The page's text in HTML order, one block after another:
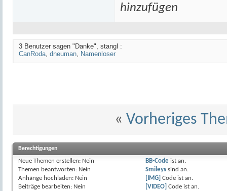
hinzufügen
3 Benutzer sagen "Danke", stangl :
CanRoda, dneuman, Namenloser
« Vorheriges
Berechtigungen
Neue Themen erstellen: Nein
Themen beantworten: Nein
Anhänge hochladen: Nein
Beiträge bearbeiten: Nein
BB-Code istan
Smileys sindan
[IMG] Code istan
[VIDEO] Code istan